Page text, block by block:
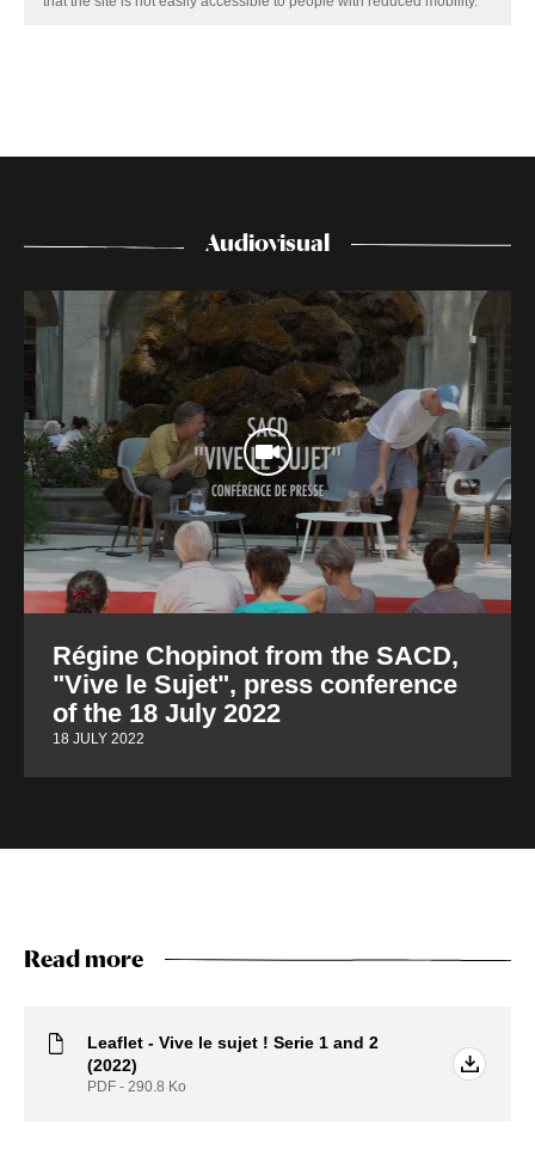
Audiovisual
Régine Chopinot from the SACD,
"Vive le Sujet", press conference
of the 18 July 2022
18 JULY 2022
Read more
Leaflet - Vive le sujet ! Serie 1 and 2
(2022)
PDF - 290.8 Ko